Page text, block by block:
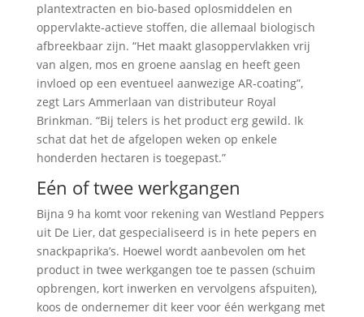
plantextracten en bio-based oplosmiddelen en
oppervlakte-actieve stoffen, die allemaal biologisch
afbreekbaar zijn. “Het maakt glasoppervlakken vrij
van algen, mos en groene aanslag en heeft geen
invloed op een eventueel aanwezige AR-coating”,
zegt Lars Ammerlaan van distributeur Royal
Brinkman. “Bij telers is het product erg gewild. Ik
schat dat het de afgelopen weken op enkele
honderden hectaren is toegepast.”
Eén of twee werkgangen
Bijna 9 ha komt voor rekening van Westland Peppers
uit De Lier, dat gespecialiseerd is in hete pepers en
snackpaprika’s. Hoewel wordt aanbevolen om het
product in twee werkgangen toe te passen (schuim
opbrengen, kort inwerken en vervolgens afspuiten),
koos de ondernemer dit keer voor één werkgang met